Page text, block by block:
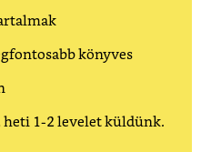
könyves
heti 1-2 levelet küldünk.